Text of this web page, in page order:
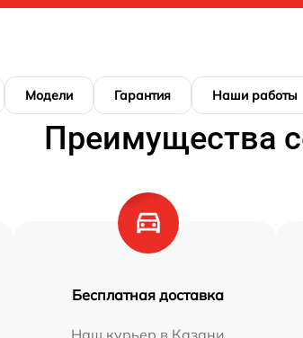
Модели Гарантия Наши работы
Преимущества
Бесплатная доставка
Наш курьер в Казани